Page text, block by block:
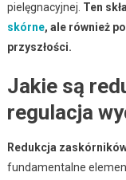
pielęgnacyjnej. Ten
skórne, ale również
przyszłości.
Jakie są
regulacja
Redukcja
fundamentalne